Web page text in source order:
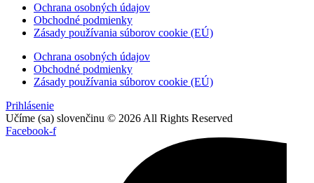
Ochrana osobných údajov
Obchodné podmienky
Zásady používania súborov cookie (EÚ)
Ochrana osobných údajov
Obchodné podmienky
Zásady používania súborov cookie (EÚ)
Prihlásenie
Učíme (sa) slovenčinu © 2026 All Rights Reserved
Facebook-f